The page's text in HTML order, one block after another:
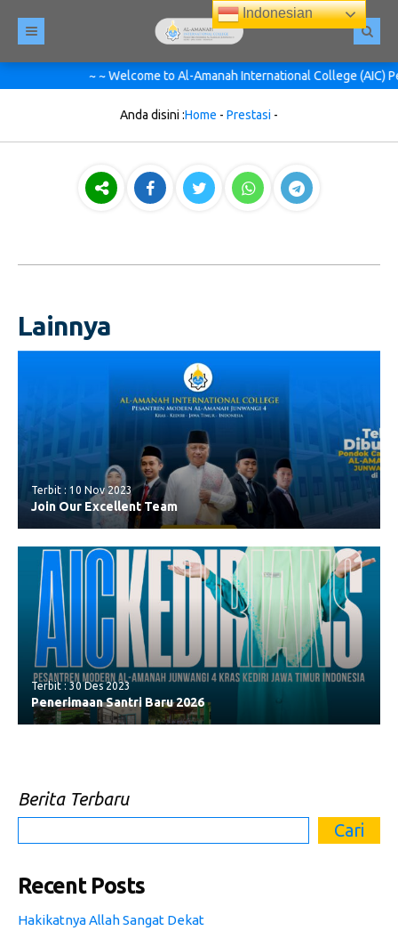
~ ~ Welcome to Al-Amanah International College (AIC)
Anda disini :Home - Prestasi -
Lainnya
Terbit : 10 Nov 2023
Join Our Excellent Team
Terbit : 30 Des 2023
Penerimaan Santri Baru 2026
Berita Terbaru
Cari
Recent Posts
Hakikatnya Allah Sangat Dekat
Indonesian